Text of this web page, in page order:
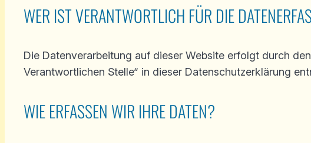
WER IST VERANTWORTLICH FÜR DIE
Die Datenverarbeitung auf dieser Website erfolgt durch
Verantwortlichen Stelle“ in dieser Datenschutzerklärung
WIE ERFASSEN WIR IHRE DATEN?